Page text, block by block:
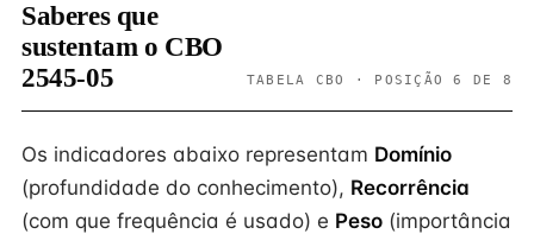
Saberes que
sustentam o CBO
2545-05
TABELA CBO · POSIÇÃO 6 DE 8
Os indicadores abaixo representam Domínio
(profundidade do conhecimento), Recorrência
(com que frequência é usado) e Peso (importância